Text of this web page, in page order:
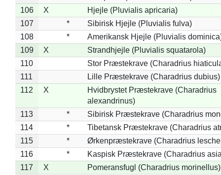
106
X
Hjejle (Pluvialis apricaria)
107
*
Sibirisk Hjejle (Pluvialis fulva)
108
*
Amerikansk Hjejle (Pluvialis
109
X
Strandhjejle (Pluvialis squatarola)
110
Stor Præstekrave (Charadrius
111
Lille Præstekrave (Charadrius dubius)
112
X
Hvidbrystet Præstekrave (Charadrius
alexandrinus)
113
*
Sibirisk Præstekrave (Charadrius
114
*
Tibetansk Præstekrave (Charadrius
115
*
Ørkenpræstekrave (Charadrius
116
*
Kaspisk Præstekrave (Charadrius
117
X
Pomeransfugl (Charadrius morinellus)